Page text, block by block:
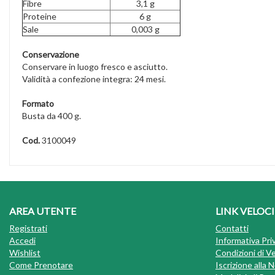
Fibre
3,1 g
Proteine
6 g
Sale
0,003 g
Conservazione
Conservare in luogo fresco e asciutto.
Validità a confezione integra: 24 mesi.
Formato
Busta da 400 g.
Cod.3100049
AREA UTENTE
Registrati
Accedi
Wishlist
Come Prenotare
LINK VELOCI
Contatti
Informativa
Condizioni di
Iscrizione alla